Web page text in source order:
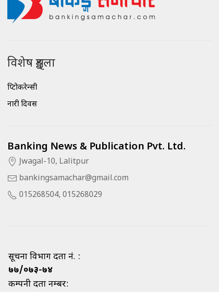
विशेष शृङ्खला
क्रिप्टोकरेन्सी
नारी दिवस
Banking News & Publication Pvt. Ltd.
Jwagal-10, Lalitpur
bankingsamachar@gmail.com
015268504, 015268029
सूचना विभाग दर्ता नं. :
७७/०७३-७४
कम्पनी दर्ता नम्बर: